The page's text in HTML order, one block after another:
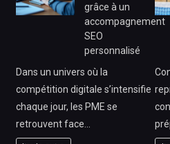
grâce à un
accompagnement
SEO
personnalisé
Dans un univers où la
compétition digitale s’intensifie
chaque jour, les PME se
retrouvent face…